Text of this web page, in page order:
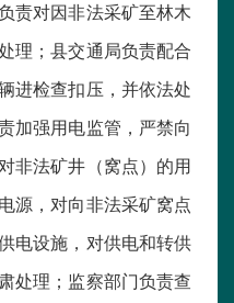
责对因非法采矿至林木
理；县交通局负责配合
进检查扣压，并依法处
加强用电监管，严禁向
非法矿井（窝点）的用
源，对向非法采矿窝点
电设施，对供电和转供
处理；监察部门负责查